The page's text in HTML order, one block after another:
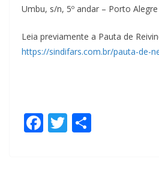
Umbu, s/n, 5º andar – Porto Alegre
Leia previamente a Pauta de
https://sindifars.com.br/pauta-de-
F T